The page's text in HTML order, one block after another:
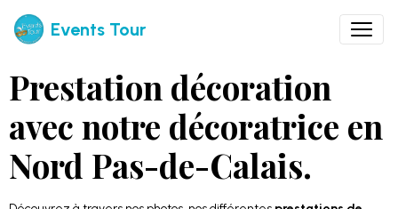
Events Tour
Prestation décoration
avec notre décoratrice en
Nord Pas-de-Calais.